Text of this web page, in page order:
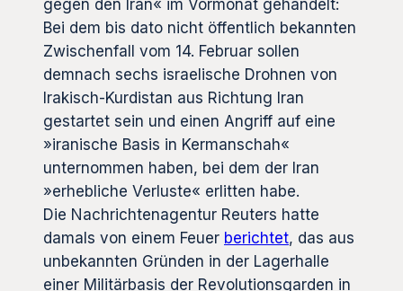
gegen den Iran« im Vormonat gehandelt:
Bei dem bis dato nicht öffentlich bekannten
Zwischenfall vom 14. Februar sollen
demnach sechs israelische Drohnen von
Irakisch-Kurdistan aus Richtung Iran
gestartet sein und einen Angriff auf eine
»iranische Basis in Kermanschah«
unternommen haben, bei dem der Iran
»erhebliche Verluste« erlitten habe.
Die Nachrichtenagentur Reuters hatte
damals von einem Feuer berichtet, das aus
unbekannten Gründen in der Lagerhalle
einer Militärbasis der Revolutionsgarden in